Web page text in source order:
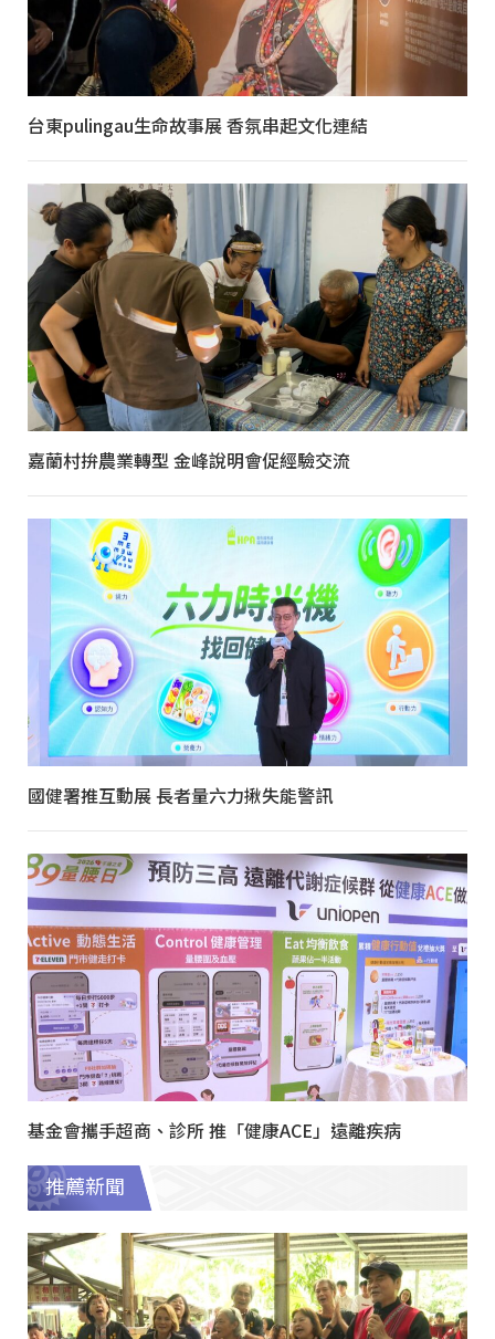
台東pulingau生命故事展 香氛串起文化連結
嘉蘭村拚農業轉型 金峰說明會促經驗交流
國健署推互動展 長者量六力揪失能警訊
基金會攜手超商、診所 推「健康ACE」遠離疾病
推薦新聞